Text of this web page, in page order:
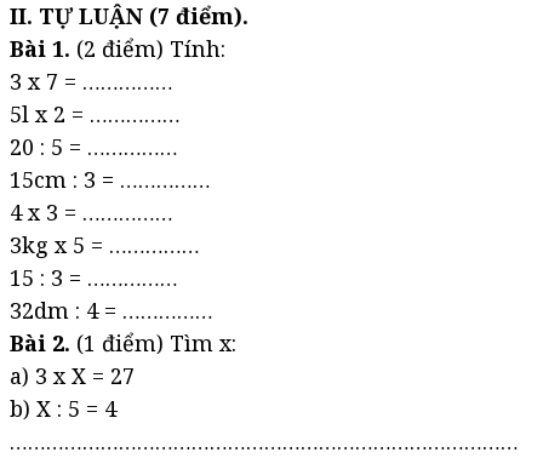
II. TỰ LUẬN (7 điểm).
Bài 1. (2 điểm) Tính:
3 x 7 = ……………
5l x 2 = ……………
20 : 5 = ……………
15cm : 3 = ……………
4 x 3 = ……………
3kg x 5 = ……………
15 : 3 = ……………
32dm : 4 = ……………
Bài 2. (1 điểm) Tìm x:
a) 3 x X = 27
b) X : 5 = 4
…………………………………………………………………………